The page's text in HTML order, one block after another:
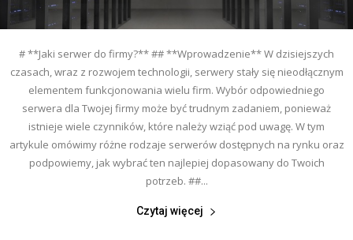
# **Jaki serwer do firmy?** ## **Wprowadzenie** W dzisiejszych
czasach, wraz z rozwojem technologii, serwery stały się nieodłącznym
elementem funkcjonowania wielu firm. Wybór odpowiedniego
serwera dla Twojej firmy może być trudnym zadaniem, ponieważ
istnieje wiele czynników, które należy wziąć pod uwagę. W tym
artykule omówimy różne rodzaje serwerów dostępnych na rynku oraz
podpowiemy, jak wybrać ten najlepiej dopasowany do Twoich
potrzeb. ##...
Czytaj więcej